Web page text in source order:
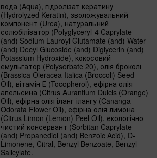
вода (Aqua), гідролізат кератину
(Hydrolyzed Keratin), зволожувальний
компонент (Urea), натуральний
солюбілізатор (Polyglyceryl-4 Caprylate
(and) Sodium Lauroyl Glutamate (and) Water
(and) Decyl Glucoside (and) Diglycerin (and)
Potassium Hydroxide), кокосовий
емульгатор (Polysorbate 20), олія броколі
(Brassica Oleracea Italica (Broccoli) Seed
Oil), вітамін Е (Tocopherol), ефірна олія
апельсина (Citrus Aurantium Dulcis (Orange)
Oil), ефірна олія іланг-ілангу (Cananga
Odorata Flower Oil), ефірна олія лимона
(Citrus Limon (Lemon) Peel Oil), екологічно
чистий консервант (Sorbitan Caprylate
(and) Propanediol (and) Benzoic Acid), D-
Limonene, Citral, Benzyl Benzoate, Benzyl
Salicylate.